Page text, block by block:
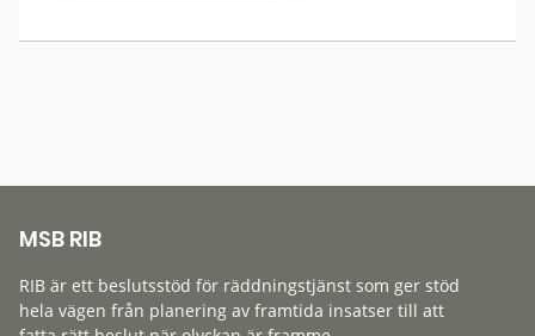
MSB RIB
RIB är ett beslutsstöd för räddningstjänst som ger stöd
hela vägen från planering av framtida insatser till att